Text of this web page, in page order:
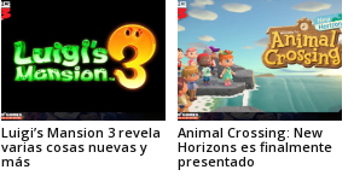
Luigi’s Mansion 3 revela
varias cosas nuevas y
más
Animal Crossing: New
Horizons es finalmente
presentado